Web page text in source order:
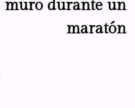
muro durante un
maratón